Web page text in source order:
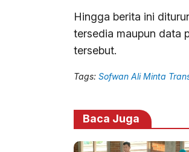
Hingga berita ini
tersedia maupun data
tersebut.
Tags: Sofwan Ali Minta
Baca Juga